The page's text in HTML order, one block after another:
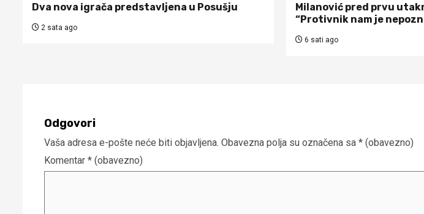
Dva nova igrača predstavljena u Posušju
2 sata ago
Milanović pred prvu
“Protivnik nam je
6 sati ago
Odgovori
Vaša adresa e-pošte neće biti objavljena. Obavezna polja su označena sa * (obavezno)
Komentar * (obavezno)